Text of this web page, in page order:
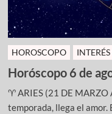
HOROSCOPO
Horóscopo 6 de
♈ ARIES (21 DE
temporada, llega el amor.